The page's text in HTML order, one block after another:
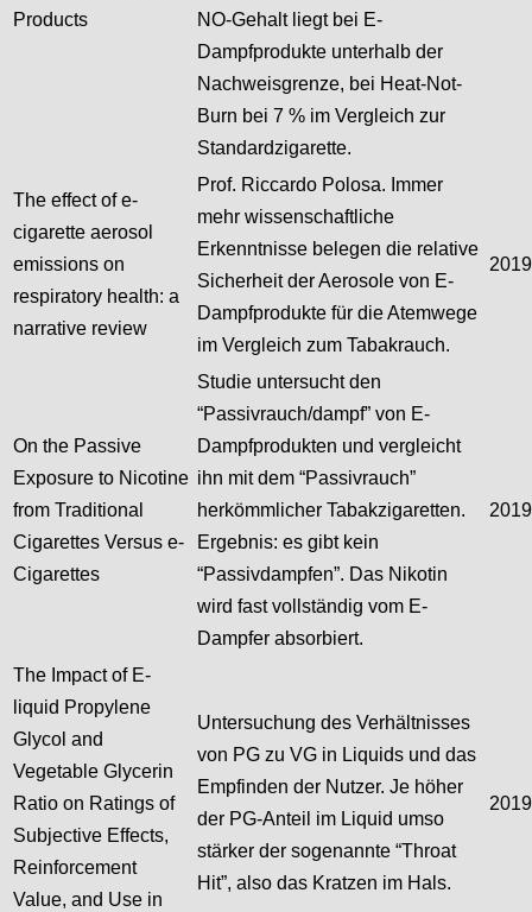
Products
NO-Gehalt liegt bei E-
Dampfprodukte unterhalb der
Nachweisgrenze, bei Heat-Not-
Burn bei 7 % im Vergleich zur
Standardzigarette.
The effect of e-
cigarette aerosol
emissions on
respiratory health: a
narrative review
Prof. Riccardo Polosa. Immer
mehr wissenschaftliche
Erkenntnisse belegen die relative
Sicherheit der Aerosole von E-
Dampfprodukte für die Atemwege
im Vergleich zum Tabakrauch.
2019
On the Passive
Exposure to Nicotine
from Traditional
Cigarettes Versus e-
Cigarettes
Studie untersucht den
“Passivrauch/dampf” von E-
Dampfprodukten und vergleicht
ihn mit dem “Passivrauch”
herkömmlicher Tabakzigaretten.
Ergebnis: es gibt kein
“Passivdampfen”. Das Nikotin
wird fast vollständig vom E-
Dampfer absorbiert.
2019
The Impact of E-
liquid Propylene
Glycol and
Vegetable Glycerin
Ratio on Ratings of
Subjective Effects,
Reinforcement
Value, and Use in
Untersuchung des Verhältnisses
von PG zu VG in Liquids und das
Empfinden der Nutzer. Je höher
der PG-Anteil im Liquid umso
stärker der sogenannte “Throat
Hit”, also das Kratzen im Hals.
2019